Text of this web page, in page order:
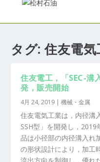
タグ:住友電気
住友電工，「SEC-溝
発，販売開始
4月 24, 2019 |機械・金属
住友電気工業は，内径溝
SSH型」を開発し，
品は小径部の内径溝入れ
の形状設計により，加工